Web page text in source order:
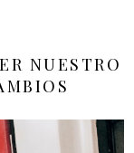
NUESTRO